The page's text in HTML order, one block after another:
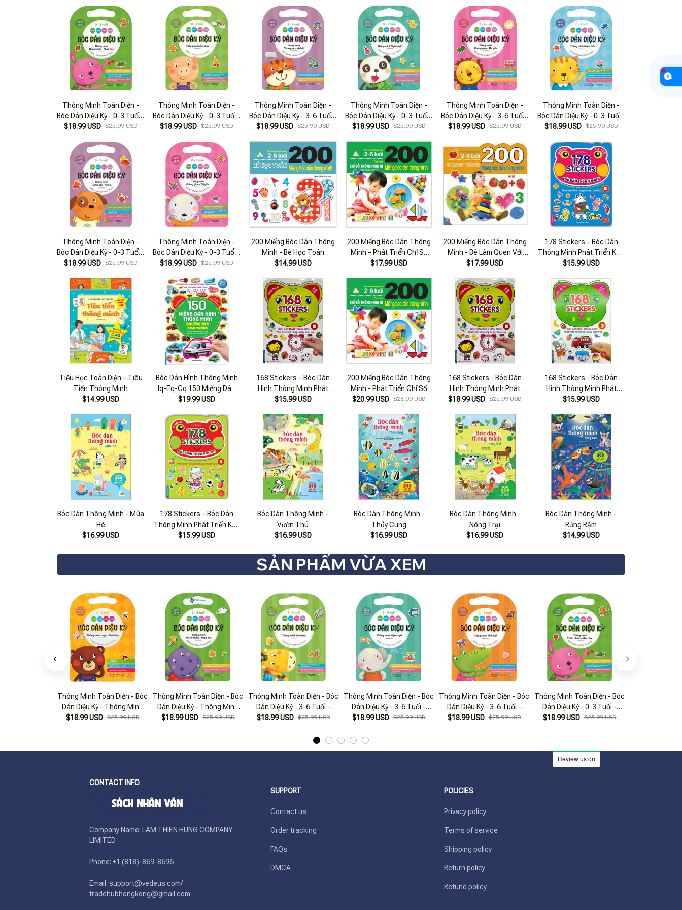
Thông Minh Toàn Diện -
Bóc Dán Diệu Kỳ - 0-3 Tuổi -
Thông Minh Thiên Nhiên-
$18.99 USD $25.99 USD
Thông Minh Toàn Diện -
Bóc Dán Diệu Kỳ - 0-3 Tuổi -
Thông Minh Âm Nhạc
$18.99 USD $25.99 USD
Thông Minh Toàn Diện -
Bóc Dán Diệu Kỳ - 3-6 Tuổi -
Thông Minh Tương Tác-Xã
$18.99 USD $25.99 USD
Thông Minh Toàn Diện -
Bóc Dán Diệu Kỳ - 0-3 Tuổi -
Thông Minh Ngôn Ngữ
$18.99 USD $25.99 USD
Thông Minh Toàn Diện -
Bóc Dán Diệu Kỳ - 3-6 Tuổi -
Thông Minh Không Gian-
$18.99 USD $25.99 USD
Thông Minh Toàn Diện -
Bóc Dán Diệu Kỳ - 0-3 Tuổi -
Thông Minh Nhận Thức
$18.99 USD $25.99 USD
Thông Minh Toàn Diện -
Bóc Dán Diệu Kỳ - 0-3 Tuổi -
Thông Minh Tương Tác-Xã
$18.99 USD $25.99 USD
Thông Minh Toàn Diện -
Bóc Dán Diệu Kỳ - 0-3 Tuổi -
Thông Minh Không Gian-
$18.99 USD $25.99 USD
200 Miếng Bóc Dán Thông
Minh - Bé Học Toán
$14.99 USD
200 Miếng Bóc Dán Thông
Minh – Phát Triển Chỉ Số
Thông Minh Iq (2-6 Tuổi)
$17.99 USD
200 Miếng Bóc Dán Thông
Minh - Bé Làm Quen Với
Toán (2-6 Tuổi)
$17.99 USD
178 Stickers – Bóc Dán
Thông Minh Phát Triển Khả
Năng Tư Duy Toán Học (3 –
$15.99 USD
Tiểu Học Toàn Diện – Tiêu
Tiền Thông Minh
$14.99 USD
Bóc Dán Hình Thông Minh
Iq-Eq-Cq 150 Miếng Dán
Hình Thông Minh - Phương
$19.99 USD
168 Stickers – Bóc Dán
Hình Thông Minh Phát
Triển Tư Duy Toán Học 6
$15.99 USD
200 Miếng Bóc Dán Thông
Minh - Phát Triển Chỉ Số
Thông Minh Iq (2-6 Tuổi)
$20.99 USD $28.99 USD
168 Stickers - Bóc Dán
Hình Thông Minh Phát
Triển Tư Duy Toán Học 6
$18.99 USD $25.99 USD
168 Stickers - Bóc Dán
Hình Thông Minh Phát
Triển Tư Duy Toán Học 3
$15.99 USD
Bóc Dán Thông Minh - Mùa
Hè
$16.99 USD
178 Stickers – Bóc Dán
Thông Minh Phát Triển Khả
Năng Tư Duy Toán Học (3 –
$15.99 USD
Bóc Dán Thông Minh -
Vườn Thú
$16.99 USD
Bóc Dán Thông Minh -
Thủy Cung
$16.99 USD
Bóc Dán Thông Minh -
Nông Trại
$16.99 USD
Bóc Dán Thông Minh -
Rừng Rậm
$14.99 USD
SẢN PHẨM VỪA XEM
Thông Minh Toàn Diện - Bóc
Dán Diệu Kỳ - Thông Minh
Logic - Toán Học (0-3 Tuổi)
$18.99 USD $25.99 USD
Thông Minh Toàn Diện - Bóc
Dán Diệu Kỳ - Thông Minh
Thiên Nhiên - Khoa Học (3-6
$18.99 USD $25.99 USD
Thông Minh Toàn Diện - Bóc
Dán Diệu Kỳ - 3-6 Tuổi -
Thông Minh Âm Nhạc
$18.99 USD $25.99 USD
Thông Minh Toàn Diện - Bóc
Dán Diệu Kỳ - 3-6 Tuổi -
Thông Minh Ngôn Ngữ
$18.99 USD $25.99 USD
Thông Minh Toàn Diện - Bóc
Dán Diệu Kỳ - 3-6 Tuổi -
Thông Minh Thể Chất
$18.99 USD $25.99 USD
Thông Minh Toàn Diện - Bóc
Dán Diệu Kỳ - 0-3 Tuổi -
Thông Minh Thiên Nhiên-
$18.99 USD $25.99 USD
CONTACT INFO
Company Name: LAM THIEN HUNG COMPANY
LIMITED
Phone: +1 (818)-869-8696
Email: support@vedeus.com/
tradehubhongkong@gmail.com
SUPPORT
Contact us
Order tracking
FAQs
DMCA
POLICIES
Privacy policy
Terms of service
Shipping policy
Return policy
Refund policy